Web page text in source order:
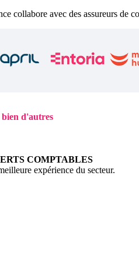
collabore avec des assureurs de
bien d'autres
COMPTABLES
expérience du secteur.